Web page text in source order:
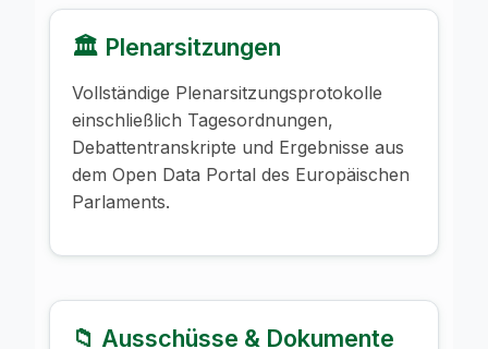
🏛️ Plenarsitzungen
Vollständige Plenarsitzungsprotokolle
einschließlich Tagesordnungen,
Debattentranskripte und Ergebnisse aus
dem Open Data Portal des Europäischen
Parlaments.
📁 Ausschüsse & Dokumente